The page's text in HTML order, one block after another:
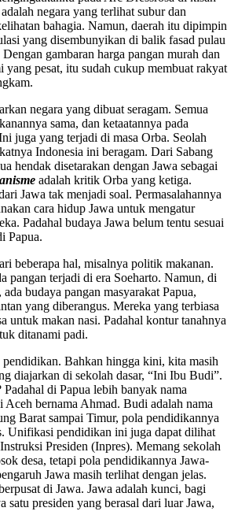
negara yang terlihat subur dan
bahagia. Namun, daerah itu dipimpin
yang disembunyikan di balik fasad pulau
gambaran harga pangan murah dan
yang pesat, itu sudah cukup membuat rakyat
negara yang dibuat seragam. Semua
sama, dan ketaatannya pada
juga yang terjadi di masa Orba. Seolah
Indonesia ini beragam. Dari Sabang
hendak disetarakan dengan Jawa sebagai
adalah kritik Orba yang ketiga.
Jawa tak menjadi soal. Permasalahannya
cara hidup Jawa untuk mengatur
Padahal budaya Jawa belum tentu sesuai
Papua.
beberapa hal, misalnya politik makanan.
pangan terjadi di era Soeharto. Namun, di
budaya pangan masyarakat Papua,
yang diberangus. Mereka yang terbiasa
untuk makan nasi. Padahal kontur tanahnya
ditanami padi.
Bahkan hingga kini, kita masih
diajarkan di sekolah dasar, “Ini Ibu Budi”.
di Papua lebih banyak nama
Aceh bernama Ahmad. Budi adalah nama
Barat sampai Timur, pola pendidikannya
Unifikasi pendidikan ini juga dapat dilihat
Presiden (Inpres). Memang sekolah
desa, tetapi pola pendidikannya Jawa-
Jawa masih terlihat dengan jelas.
di Jawa. Jawa adalah kunci, bagi
satu presiden yang berasal dari luar Jawa,